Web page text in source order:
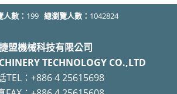
數： 199 總瀏覽人數： 1042824
盟機械科技有限公司
TECHNOLOGY CO.,LTD
TEL：+886 4 25615698